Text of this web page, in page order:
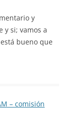
y
y si; vamos a
bueno que
– comisión